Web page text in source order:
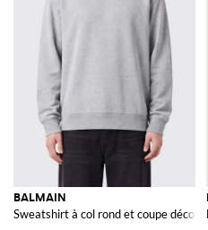
BALMAIN
Sweatshirt à col rond et coupe